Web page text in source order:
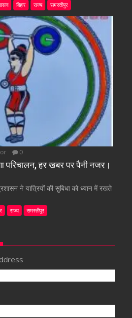
बिहार राज्य समस्तीपुर
0
परिचालन, हर खबर पर पैनी नजर।
ने यात्रियों की सुबिधा को ध्यान में रखते
राज्य समस्तीपुर